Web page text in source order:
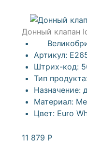
Донный клапан
Артикул:
Штрих-код:
Тип
Назначение:
Материал:
Цвет: Euro
11 879 Р